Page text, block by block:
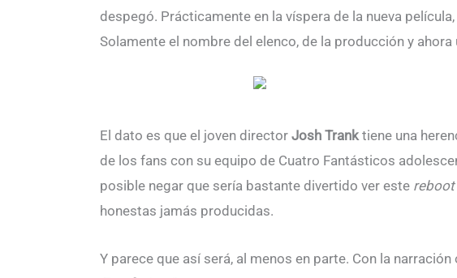
despegó. Prácticamente en la víspera de la nueva
Solamente el nombre del elenco, de la producción y ahora
El dato es que el joven director Josh Tranktiene una
de los fans con su equipo de Cuatro Fantásticos
posible negar que sería bastante divertido ver este reboot
honestas jamás producidas.
Y parece que así será, al menos en parte. Con la